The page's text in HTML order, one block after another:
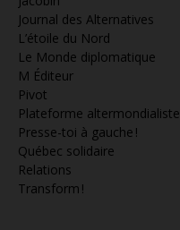
Journal des Alternatives
L’étoile du Nord
Le Monde diplomatique
M Éditeur
Pivot
Plateforme altermondialiste
Presse-toi à gauche !
Québec solidaire
Relations
Transform !